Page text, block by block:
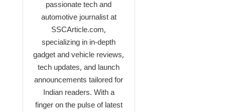
passionate tech and
automotive journalist at
SSCArticle.com,
specializing in in-depth
gadget and vehicle reviews,
tech updates, and launch
announcements tailored for
Indian readers. With a
finger on the pulse of latest